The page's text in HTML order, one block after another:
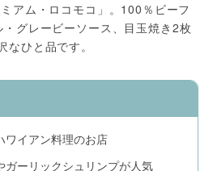
アム・ロコモコ」。100％ビーフ
グレービーソース、目玉焼き2枚
ひと品です。
ワイアン料理のお店
ガーリックシュリンプが人気